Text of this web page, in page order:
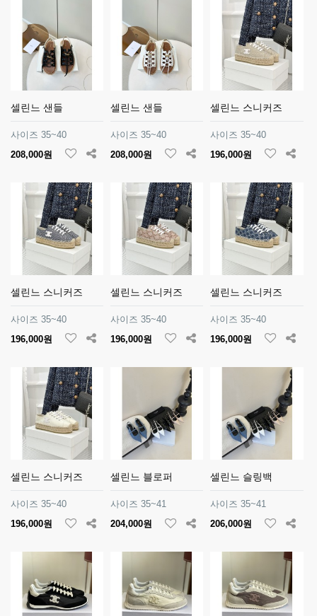
셀린느 샌들
사이즈 35~40
208,000원
셀린느 샌들
사이즈 35~40
208,000원
셀린느 스니커즈
사이즈 35~40
196,000원
셀린느 스니커즈
사이즈 35~40
196,000원
셀린느 스니커즈
사이즈 35~40
196,000원
셀린느 스니커즈
사이즈 35~40
196,000원
셀린느 스니커즈
사이즈 35~40
196,000원
셀린느 블로퍼
사이즈 35~41
204,000원
셀린느 슬링백
사이즈 35~41
206,000원